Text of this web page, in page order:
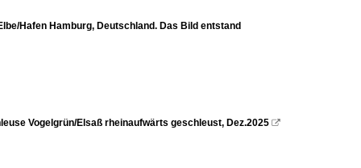
Hafen Hamburg, Deutschland. Das Bild entstand
Vogelgrün/Elsaß rheinaufwärts geschleust, Dez.2025 